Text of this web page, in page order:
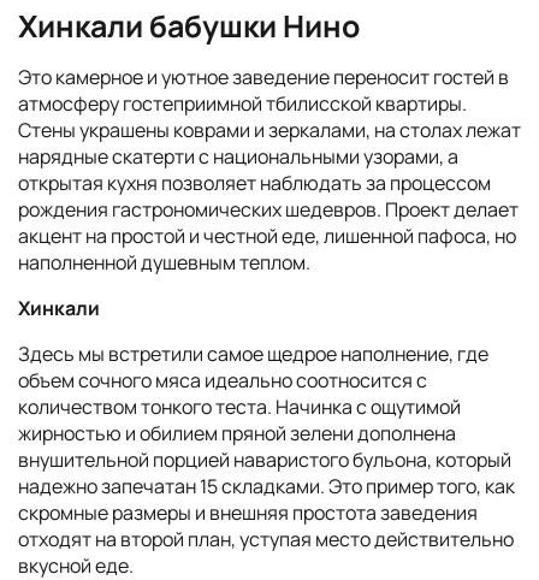
Хинкали бабушки Нино
Это камерное и уютное заведение переносит гостей в
атмосферу гостеприимной тбилисской квартиры.
Стены украшены коврами и зеркалами, на столах лежат
нарядные скатерти с национальными узорами, а
открытая кухня позволяет наблюдать за процессом
рождения гастрономических шедевров. Проект делает
акцент на простой и честной еде, лишенной пафоса, но
наполненной душевным теплом.
Хинкали
Здесь мы встретили самое щедрое наполнение, где
объем сочного мяса идеально соотносится с
количеством тонкого теста. Начинка с ощутимой
жирностью и обилием пряной зелени дополнена
внушительной порцией наваристого бульона, который
надежно запечатан 15 складками. Это пример того, как
скромные размеры и внешняя простота заведения
отходят на второй план, уступая место действительно
вкусной еде.